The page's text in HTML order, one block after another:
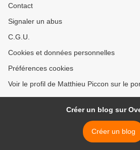
Contact
Signaler un abus
C.G.U.
Cookies et données personnelles
Préférences cookies
Voir le profil de Matthieu Piccon sur le
Créer un blog sur
Créer un blog